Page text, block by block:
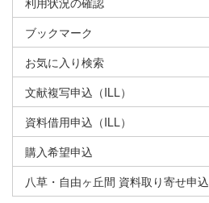
ブックマーク
お気に入り検索
文献複写申込（ILL）
資料借用申込（ILL）
購入希望申込
八草・自由ヶ丘間 資料取り寄せ申込